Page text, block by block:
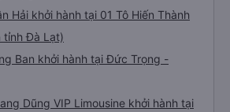
Hải khởi hành tại 01 Tô Hiến Thành
tỉnh Đà Lạt)
Ban khởi hành tại Đức Trọng -
Dũng VIP Limousine khởi hành tại